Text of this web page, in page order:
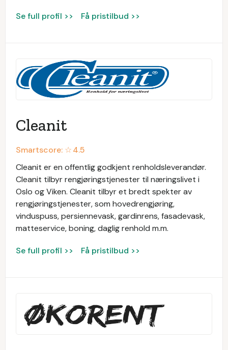
Se full profil >> Få pristilbud >>
Cleanit
Smartscore: ☆4.5
Cleanit er en offentlig godkjent renholdsleverandør.
Cleanit tilbyr rengjøringstjenester til næringslivet i
Oslo og Viken. Cleanit tilbyr et bredt spekter av
rengjøringstjenester, som hovedrengjøring,
vinduspuss, persiennevask, gardinrens, fasadevask,
matteservice, boning, daglig renhold m.m.
Se full profil >> Få pristilbud >>